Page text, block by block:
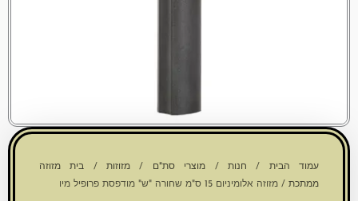
עמוד הבית/חנות /מוצרי סת"ם/מזוזות /בית מזוזה
/ מזוזה אלומיניום 15 ס"מ שחורה "ש" מודפסת פרופיל מיו